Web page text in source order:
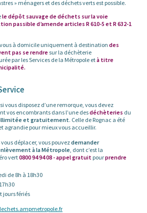
» ménagers et des déchets verts est possible.
le dépôt sauvage de déchets sur la voie
passible d’amende articles R 610-5 et R 632-1
à domicile uniquement à destination des
pas se rendre sur la déchèterie
par les Services de la Métropole età titre
vous disposez d’une remorque, vous devez
vos encombrants dans l’une desdéchèteries du
et gratuitement. Celle de Rognac a été
agrandie pour mieux vous accueillir.
déplacer, vous pouvezdemander
à la Métropole , dont c’est la
vert0800 94 94 08 - appel gratuit pourprendre
de 8h à 18h30
jours fériés